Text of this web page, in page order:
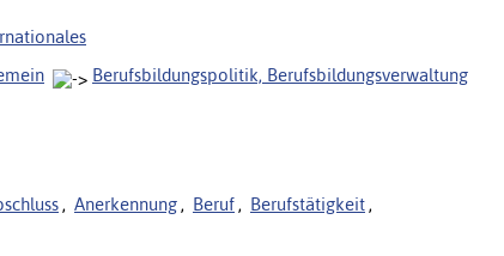
Berufsbildungspolitik, Berufsbildungsverwaltung
, Anerkennung , Beruf , Berufstätigkeit ,